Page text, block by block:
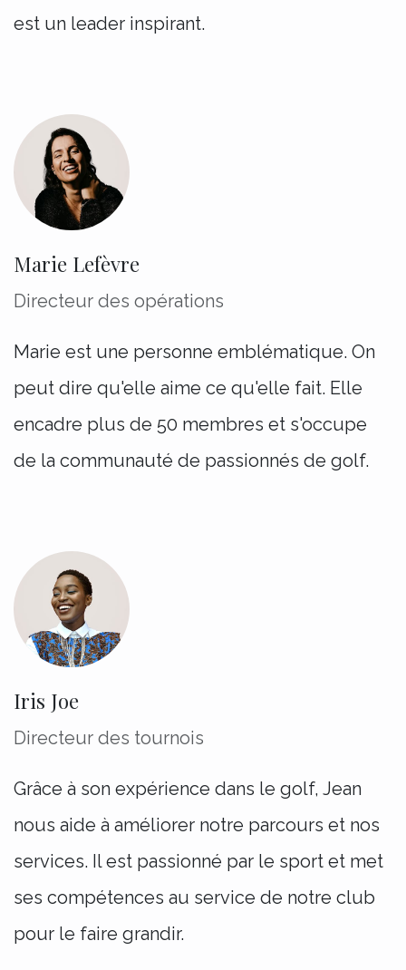
est un leader inspirant.
Marie Lefèvre
Directeur des opérations
Marie est une personne emblématique. On
peut dire qu'elle aime ce qu'elle fait. Elle
encadre plus de 50 membres et s'occupe
de la communauté de passionnés de golf.
Iris Joe
Directeur des tournois
Grâce à son expérience dans le golf, Jean
nous aide à améliorer notre parcours et nos
services. Il est passionné par le sport et met
ses compétences au service de notre club
pour le faire grandir.